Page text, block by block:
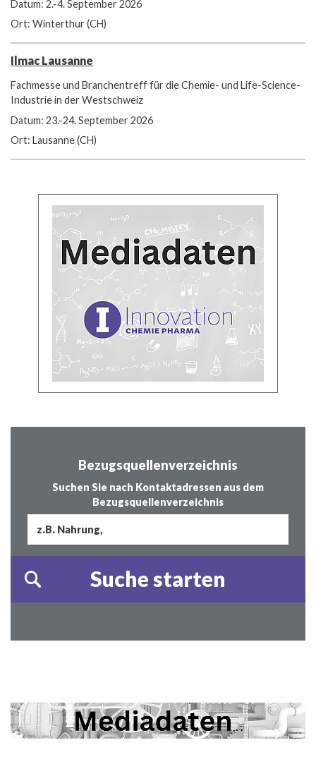
Datum: 2.-4. September 2026
Ort: Winterthur (CH)
Ilmac Lausanne
Fachmesse und Branchentreff für die Chemie- und Life-Science-
Industrie in der Westschweiz
Datum: 23.-24. September 2026
Ort: Lausanne (CH)
Bezugsquellenverzeichnis
Suchen Sie nach Kontaktadressen aus dem
Bezugsquellenverzeichnis